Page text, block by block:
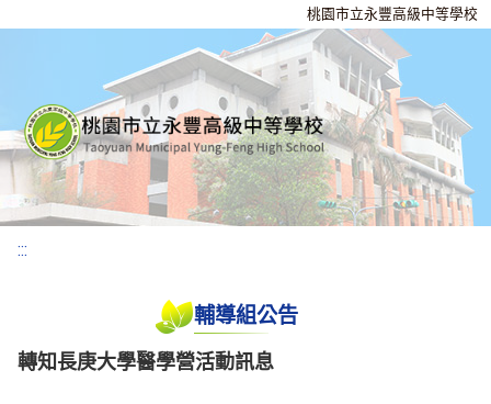
桃園市立永豐高級中等學校
:::
輔導組公告
轉知長庚大學醫學營活動訊息